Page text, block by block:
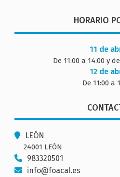
HORARIO
11 de
De 11:00 a 14:00 y
12 de
De 11:00 a
LEÓN
24001 LEÓN
983320501
info@foacal.es